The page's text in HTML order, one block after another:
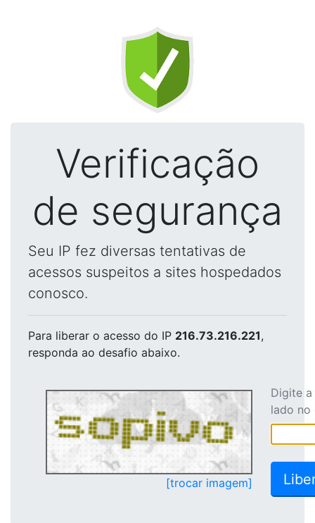
Verificação
de segurança
Seu IP fez diversas tentativas de
acessos suspeitos a sites hospedados
conosco.
Para liberar o acesso do IP 216.73.216.221,
responda ao desafio abaixo.
[trocar imagem]
Digite
lado no